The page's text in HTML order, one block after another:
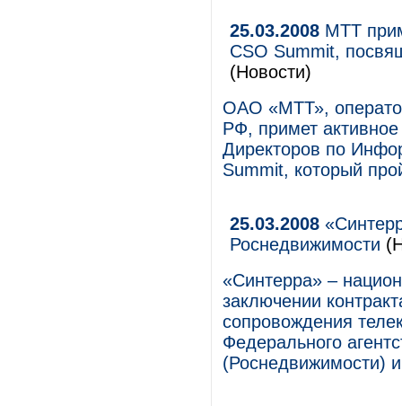
25.03.2008 МТТ
CSO Summit,
(Новости)
ОАО «МТТ»,
РФ, примет
Директоров по
Summit, который
25.03.2008
Роснедвижимости
«Синтерра» –
заключении
сопровождения
Федерального
(Роснедвижимости)